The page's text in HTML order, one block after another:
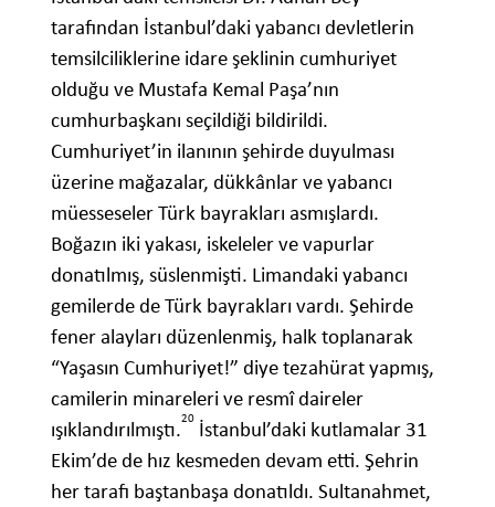
tarafından İstanbul’daki yabancı devletlerin
temsilciliklerine idare şeklinin cumhuriyet
olduğu ve Mustafa Kemal Paşa’nın
cumhurbaşkanı seçildiği bildirildi.
Cumhuriyet’in ilanının şehirde duyulması
üzerine mağazalar, dükkânlar ve yabancı
müesseseler Türk bayrakları asmışlardı.
Boğazın iki yakası, iskeleler ve vapurlar
donatılmış, süslenmişti. Limandaki yabancı
gemilerde de Türk bayrakları vardı. Şehirde
fener alayları düzenlenmiş, halk toplanarak
“Yaşasın Cumhuriyet!” diye tezahürat yapmış,
camilerin minareleri ve resmî daireler
ışıklandırılmıştı.20 İstanbul’daki kutlamalar 31
Ekim’de de hız kesmeden devam etti. Şehrin
her tarafı baştanbaşa donatıldı. Sultanahmet,